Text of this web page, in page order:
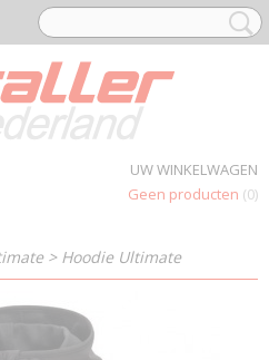
UW WINKELWAGEN
Geen producten (0)
> Hoodie Ultimate